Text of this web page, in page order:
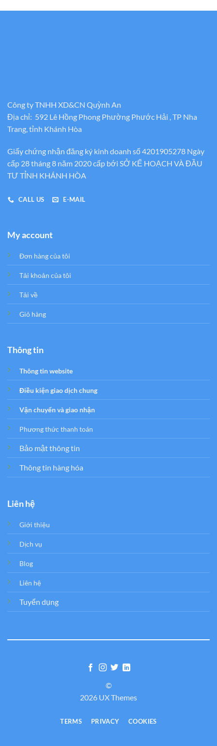
Công ty TNHH XD&CN Quỳnh An
Địa chỉ: 592 Lê Hồng Phong Phường Phước Hải , TP Nha
Trang, tỉnh Khánh Hòa
Giấy chứng nhận đăng ký kinh doanh số 4201905278 Ngày
cấp 28 tháng 8 năm 2020 cấp bới SỞ KẾ HOẠCH VÀ ĐẦU
TƯ TỈNH KHÁNH HÒA
CALL US E-MAIL
My account
Đơn hàng của tôi
Tải khoản của tôi
Tải về
Giỏ hàng
Thông tin
Thông tin website
Điều kiện giao dịch chung
Vận chuyển và giao nhận
Phương thức thanh toán
Bảo mật thông tin
Thông tin hàng hóa
Liên hệ
Giới thiệu
Dịch vụ
Blog
Liên hệ
Tuyển dụng
©
2026 UX Themes
TERMS PRIVACY COOKIES